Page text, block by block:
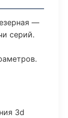
—
серий.
3d